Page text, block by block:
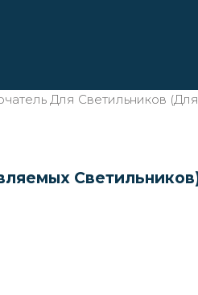
Для Светильников